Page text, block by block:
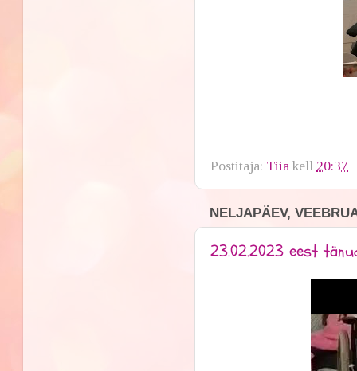
Postitaja: Tiia kell 20:37
NELJAPÄEV,
23.02.2023 eest